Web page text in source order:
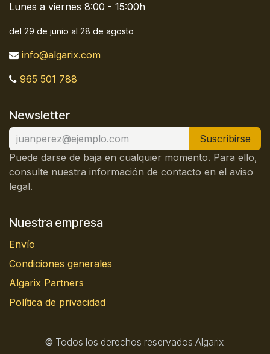
Lunes a viernes 8:00 - 15:00h
del 29 de junio al 28 de agosto
info@algarix.com
965 501 788
Newsletter
Suscribirse
Puede darse de baja en cualquier momento. Para ello,
consulte nuestra información de contacto en el aviso
legal.
Nuestra empresa
Envío
Condiciones generales
Algarix Partners
Política de privacidad
© Todos los derechos reservados Algarix